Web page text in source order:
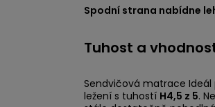
Spodní strana nabídne
Tuhost a
Sendvičová matrace
ležení s tuhostí H4,5 z 5.